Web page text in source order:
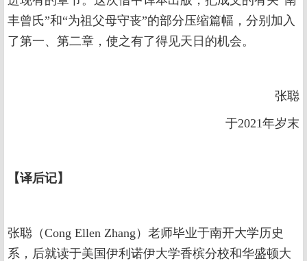
丰曾氏”和“为祖父母守丧”的部分压缩篇幅，分别加入
了第一、第二章，使之有了得见天日的机会。
张聪
于2021年岁末
【译后记】
张聪（Cong Ellen Zhang）老师毕业于南开大学历史
系，后就读于美国伊利诺伊大学香槟分校和华盛顿大